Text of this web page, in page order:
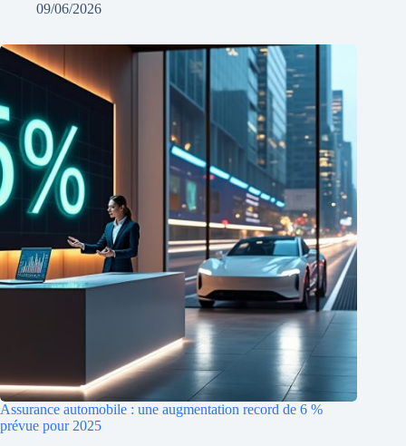
09/06/2026
Assurance automobile : une augmentation record de 6 %
prévue pour 2025